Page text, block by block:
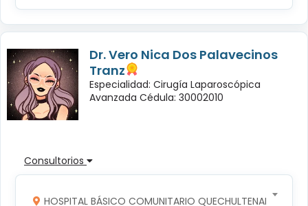
Dr. Vero Nica Dos Palavecinos
Tranz
Especialidad: Cirugía Laparoscópica
Avanzada Cédula: 30002010
Consultorios
HOSPITAL BÁSICO COMUNITARIO QUECHULTENANGO